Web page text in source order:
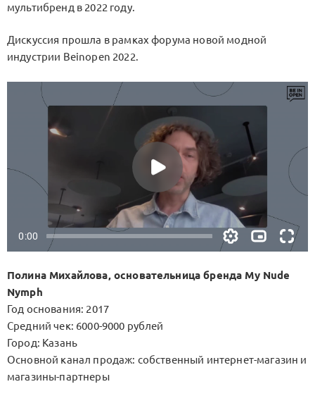
мультибренд в 2022 году.
Дискуссия прошла в рамках форума новой модной
индустрии Beinopen 2022.
Полина Михайлова, основательница бренда My Nude
Nymph
Год основания: 2017
Средний чек: 6000-9000 рублей
Город: Казань
Основной канал продаж: собственный интернет-магазин и
магазины-партнеры